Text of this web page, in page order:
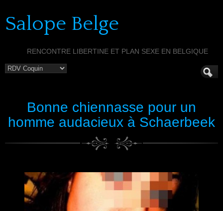
Salope Belge
RENCONTRE LIBERTINE ET PLAN SEXE EN BELGIQUE
Bonne chiennasse pour un
homme audacieux à Schaerbeek